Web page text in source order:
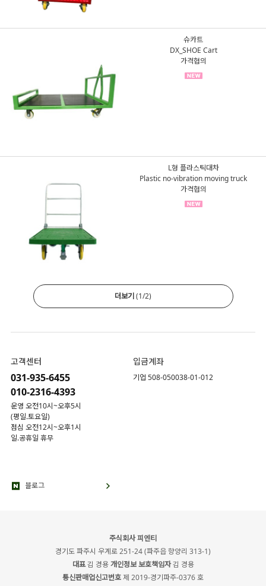
슈카트
DX_SHOE Cart
가격협의
L형 플라스틱대차
Plastic no-vibration moving truck
가격협의
더보기(1/2)
고객센터
031-935-6455
010-2316-4393
운영 오전10시~오후5시
(평일.토요일)
점심 오전12시~오후1시
일.공휴일 휴무
입금계좌
기업 508-050038-01-012
블로그
주식회사 피엔티
경기도 파주시 우계로 251-24 (파주읍 향양리 313-1)
대표김 경용개인정보 보호책임자김 경용
통신판매업신고번호제 2019-경기파주-0376 호